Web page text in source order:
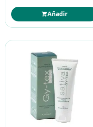
Añadir